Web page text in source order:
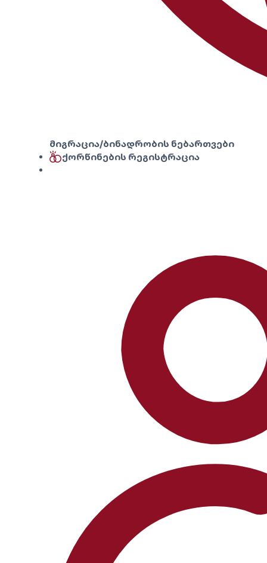
მიგრაცია/ბინადრობის ნებართვები
ქორწინების რეგისტრაცია